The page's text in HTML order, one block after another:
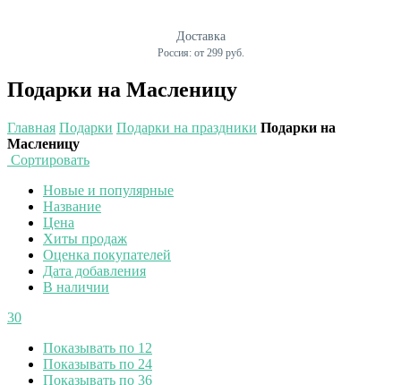
Доставка
Россия: от 299 руб.
Подарки на Масленицу
Главная Подарки Подарки на праздники Подарки на
Масленицу
Сортировать
Новые и популярные
Название
Цена
Хиты продаж
Оценка покупателей
Дата добавления
В наличии
30
Показывать по 12
Показывать по 24
Показывать по 36